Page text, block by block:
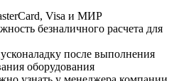
Visa и МИР
безналичного расчета для
после выполнения
оборудования